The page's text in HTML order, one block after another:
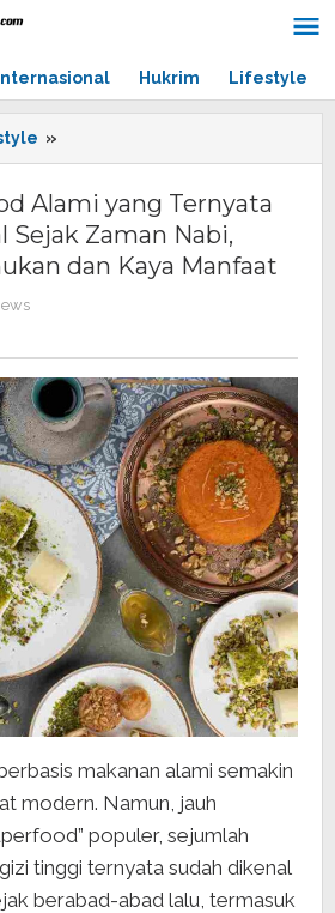
Internasional Hukrim Lifestyle
»
Superfood
yang
Ternyata
Sudah
Nabi,
Mudah
Ditemukan
dan
Kaya
Manfaat
Alami yang Ternyata
Sejak Zaman Nabi,
dan Kaya Manfaat
makanan alami semakin
modern. Namun, jauh
populer, sejumlah
tinggi ternyata sudah dikenal
berabad-abad lalu, termasuk